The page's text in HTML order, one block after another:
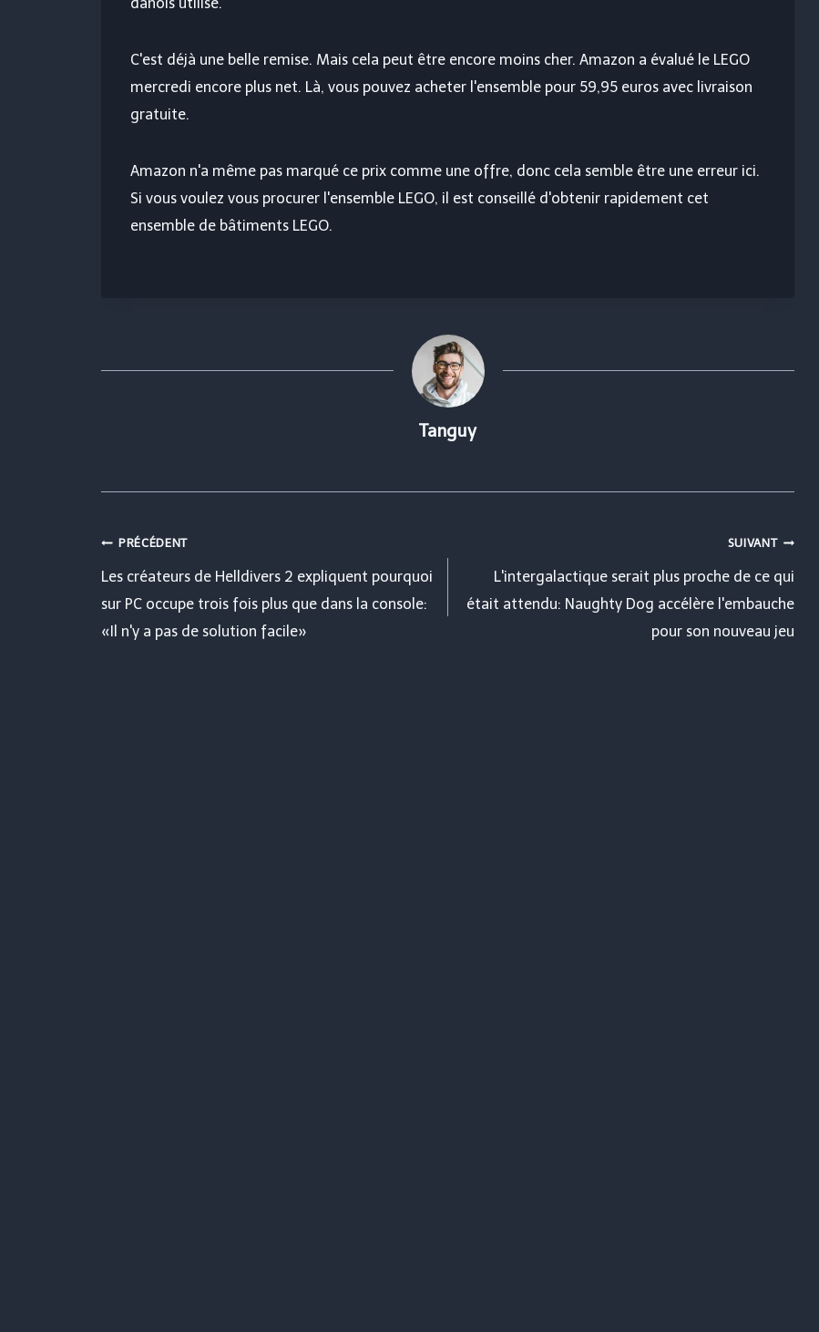
C'est déjà une belle remise. Mais cela peut être encore moins cher. Amazon a évalué le LEGO
mercredi encore plus net. Là, vous pouvez acheter l'ensemble pour 59,95 euros avec livraison
gratuite.
Amazon n'a même pas marqué ce prix comme une offre, donc cela semble être une erreur ici.
Si vous voulez vous procurer l'ensemble LEGO, il est conseillé d'obtenir rapidement cet
ensemble de bâtiments LEGO.
Tanguy
Navigation
de
PRÉCÉDENT
Les créateurs de Helldivers 2 expliquent pourquoi
sur PC occupe trois fois plus que dans la console:
«Il n'y a pas de solution facile»
SUIVANT
L'intergalactique serait plus proche de ce qui
était attendu: Naughty Dog accélère l'embauche
pour son nouveau jeu